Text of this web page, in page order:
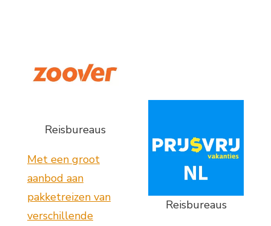
Reisbureaus
Met een groot
aanbod aan
pakketreizen van
verschillende
Reisbureaus